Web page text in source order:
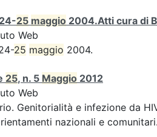
25 maggio 2004.Atti cura di
Web
25 maggio 2004.
25, n. 5 Maggio 2012
Web
Genitorialità e infezione da
nazionali e